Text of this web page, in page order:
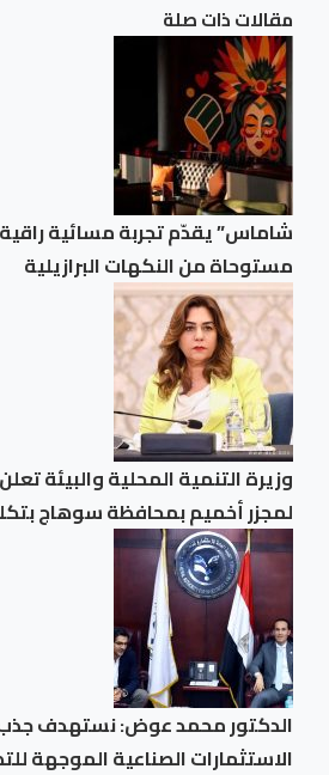
مقالات ذات صلة
شاماس” يقدّم تجربة مسائية
مستوحاة من النكهات البرازيلية
وزيرة التنمية المحلية والبيئة
لمجزر أخميم بمحافظة سوهاج بتكلفة 38 مليون
الدكتور محمد عوض: نستهدف
الاستثمارات الصناعية الموجهة